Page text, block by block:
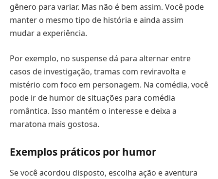
gênero para variar. Mas não é bem assim. Você pode
manter o mesmo tipo de história e ainda assim
mudar a experiência.
Por exemplo, no suspense dá para alternar entre
casos de investigação, tramas com reviravolta e
mistério com foco em personagem. Na comédia, você
pode ir de humor de situações para comédia
romântica. Isso mantém o interesse e deixa a
maratona mais gostosa.
Exemplos práticos por humor
Se você acordou disposto, escolha ação e aventura